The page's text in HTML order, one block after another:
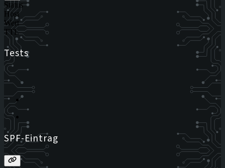
Status
Host
Wert
TTL
Tests
SPF-Eintrag